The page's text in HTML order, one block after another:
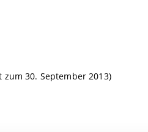
30. September 2013)